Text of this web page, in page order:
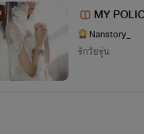
MY
write100%)
Nanstory_
รักวัยรุ่น